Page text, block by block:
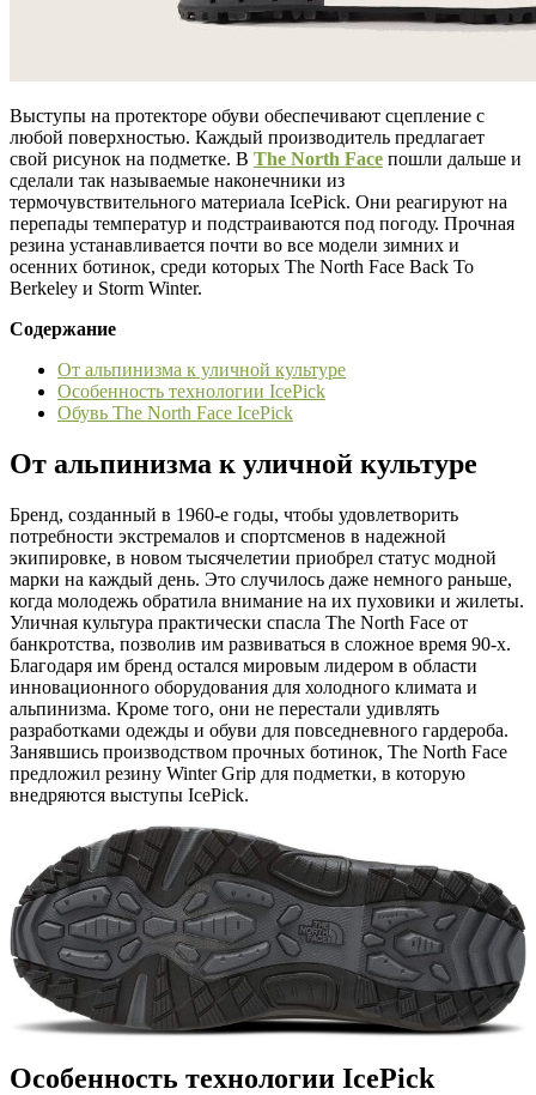
Выступы на протекторе обуви обеспечивают сцепление с
любой поверхностью. Каждый производитель предлагает
свой рисунок на подметке. В The North Face пошли дальше и
сделали так называемые наконечники из
термочувствительного материала IcePick. Они реагируют на
перепады температур и подстраиваются под погоду. Прочная
резина устанавливается почти во все модели зимних и
осенних ботинок, среди которых The North Face Back To
Berkeley и Storm Winter.
Содержание
От альпинизма к уличной культуре
Особенность технологии IcePick
Обувь The North Face IcePick
От альпинизма к уличной культуре
Бренд, созданный в 1960-е годы, чтобы удовлетворить
потребности экстремалов и спортсменов в надежной
экипировке, в новом тысячелетии приобрел статус модной
марки на каждый день. Это случилось даже немного раньше,
когда молодежь обратила внимание на их пуховики и жилеты.
Уличная культура практически спасла The North Face от
банкротства, позволив им развиваться в сложное время 90-х.
Благодаря им бренд остался мировым лидером в области
инновационного оборудования для холодного климата и
альпинизма. Кроме того, они не перестали удивлять
разработками одежды и обуви для повседневного гардероба.
Занявшись производством прочных ботинок, The North Face
предложил резину Winter Grip для подметки, в которую
внедряются выступы IcePick.
Особенность технологии IcePick